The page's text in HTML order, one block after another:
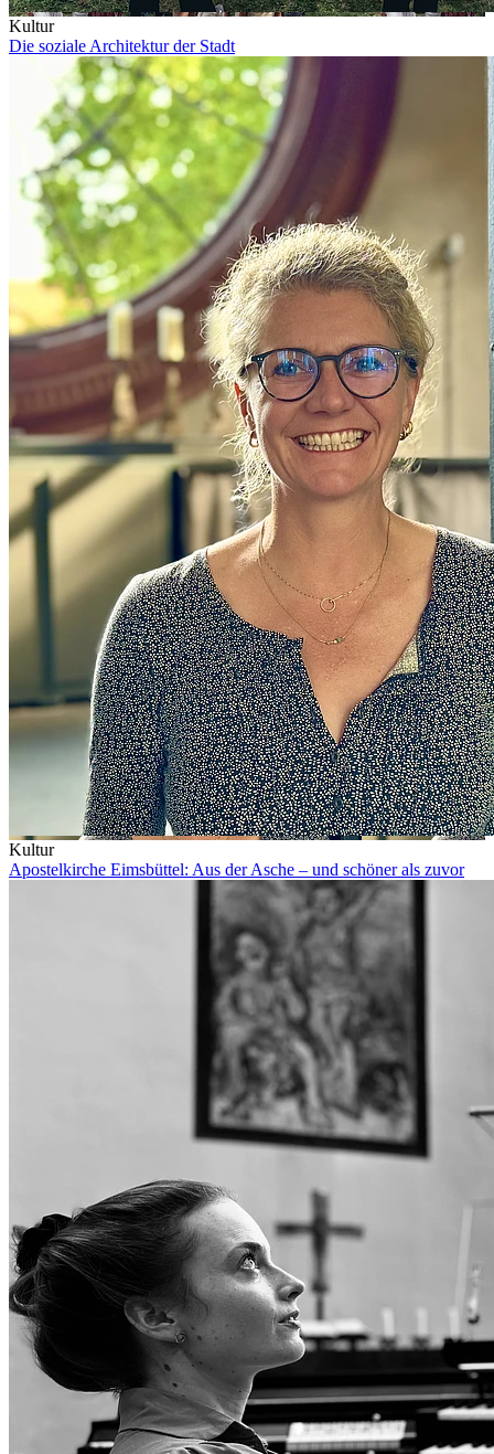
Kultur
Die soziale Architektur der Stadt
Kultur
Apostelkirche Eimsbüttel: Aus der Asche – und schöner als zuvor